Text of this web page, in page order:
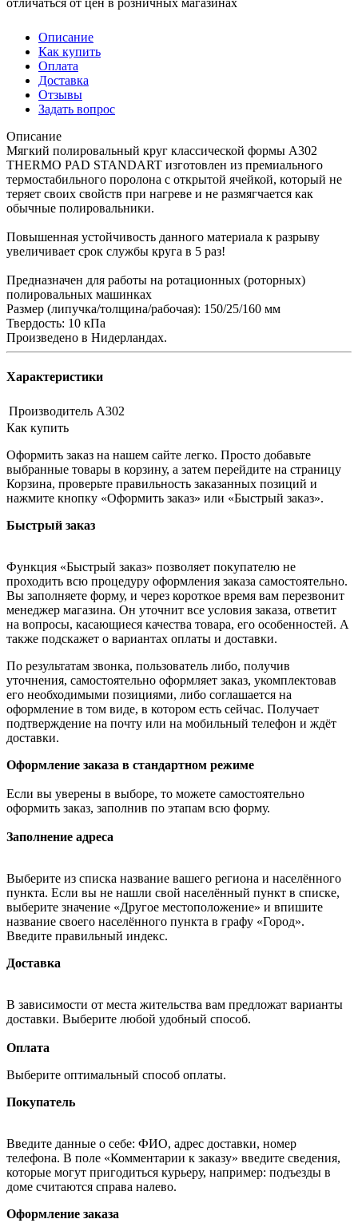
отличаться от цен в розничных магазинах
Описание
Как купить
Оплата
Доставка
Отзывы
Задать вопрос
Описание
Мягкий полировальный круг классической формы А302
THERMO PAD STANDART изготовлен из премиального
термостабильного поролона с открытой ячейкой, который не
теряет своих свойств при нагреве и не размягчается как
обычные полировальники.
Повышенная устойчивость данного материала к разрыву
увеличивает срок службы круга в 5 раз!
Предназначен для работы на ротационных (роторных)
полировальных машинках
Размер (липучка/толщина/рабочая): 150/25/160 мм
Твердость: 10 кПа
Произведено в Нидерландах.
Характеристики
Производитель А302
Как купить
Оформить заказ на нашем сайте легко. Просто добавьте
выбранные товары в корзину, а затем перейдите на страницу
Корзина, проверьте правильность заказанных позиций и
нажмите кнопку «Оформить заказ» или «Быстрый заказ».
Быстрый заказ
Функция «Быстрый заказ» позволяет покупателю не
проходить всю процедуру оформления заказа самостоятельно.
Вы заполняете форму, и через короткое время вам перезвонит
менеджер магазина. Он уточнит все условия заказа, ответит
на вопросы, касающиеся качества товара, его особенностей. А
также подскажет о вариантах оплаты и доставки.
По результатам звонка, пользователь либо, получив
уточнения, самостоятельно оформляет заказ, укомплектовав
его необходимыми позициями, либо соглашается на
оформление в том виде, в котором есть сейчас. Получает
подтверждение на почту или на мобильный телефон и ждёт
доставки.
Оформление заказа в стандартном режиме
Если вы уверены в выборе, то можете самостоятельно
оформить заказ, заполнив по этапам всю форму.
Заполнение адреса
Выберите из списка название вашего региона и населённого
пункта. Если вы не нашли свой населённый пункт в списке,
выберите значение «Другое местоположение» и впишите
название своего населённого пункта в графу «Город».
Введите правильный индекс.
Доставка
В зависимости от места жительства вам предложат варианты
доставки. Выберите любой удобный способ.
Оплата
Выберите оптимальный способ оплаты.
Покупатель
Введите данные о себе: ФИО, адрес доставки, номер
телефона. В поле «Комментарии к заказу» введите сведения,
которые могут пригодиться курьеру, например: подъезды в
доме считаются справа налево.
Оформление заказа